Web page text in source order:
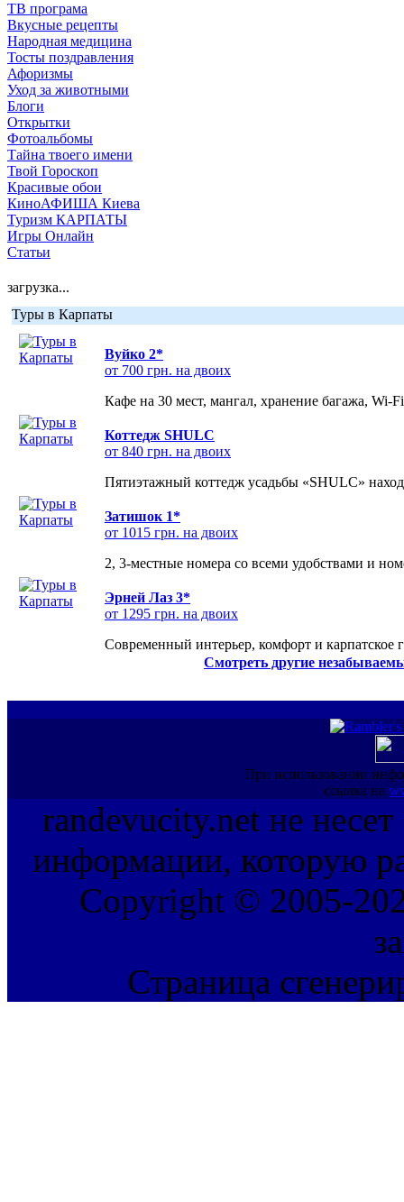
ТВ програма
Вкусные рецепты
Народная медицина
Тосты поздравления
Афоризмы
Уход за животными
Блоги
Открытки
Фотоальбомы
Тайна твоего имени
Твой Гороскоп
Красивые обои
КиноАФИША Киева
Туризм КАРПАТЫ
Игры Онлайн
Статьи
загрузка...
Туры в Карпаты
Вуйко 2*
от 700 грн. на двоих
Кафе на 30 мест, мангал, хранение багажа, Wi-
Коттедж SHULC
от 840 грн. на двоих
Пятиэтажный коттедж усадьбы «SHULC»
Затишок 1*
от 1015 грн. на двоих
2, 3-местные номера со всеми удобствами и
Эрней Лаз 3*
от 1295 грн. на двоих
Современный интерьер, комфорт и карпатское
Смотреть другие
При использовании
ссылка на
randevucity.net не несет
информации, которую
Copyright © 2005-
Страница